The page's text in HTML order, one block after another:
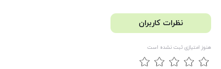
نظرات کاربران
هنوز امتیازی ثبت نشده است